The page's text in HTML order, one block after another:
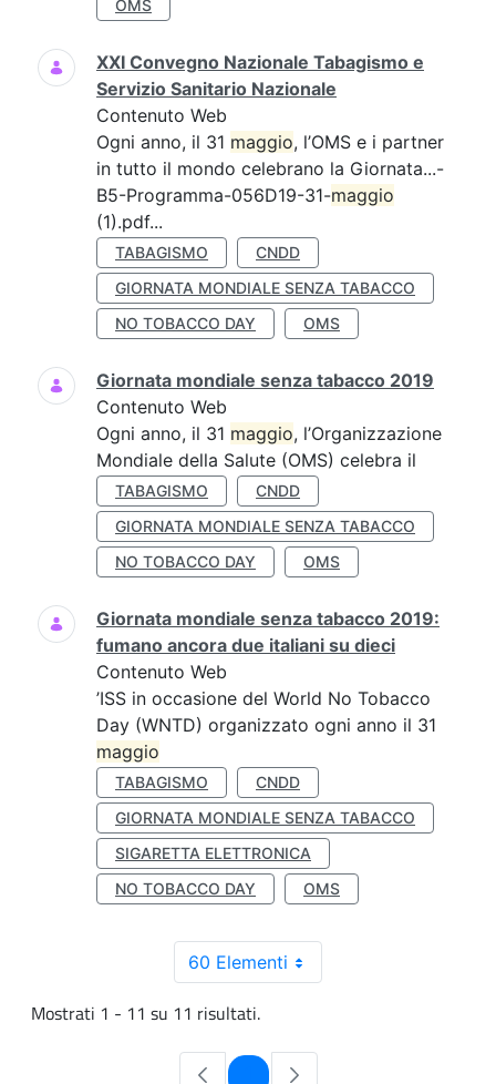
OMS
XXI Convegno Nazionale Tabagismo e
Servizio Sanitario Nazionale
Contenuto Web
Ogni anno, il 31 maggio, l’OMS e i partner
in tutto il mondo celebrano la Giornata...-
B5-Programma-056D19-31-maggio
(1).pdf...
TABAGISMO
CNDD
GIORNATA MONDIALE SENZA TABACCO
NO TOBACCO DAY
OMS
Giornata mondiale senza tabacco 2019
Contenuto Web
Ogni anno, il 31 maggio, l’Organizzazione
Mondiale della Salute (OMS) celebra il
TABAGISMO
CNDD
GIORNATA MONDIALE SENZA TABACCO
NO TOBACCO DAY
OMS
Giornata mondiale senza tabacco 2019:
fumano ancora due italiani su dieci
Contenuto Web
’ISS in occasione del World No Tobacco
Day (WNTD) organizzato ogni anno il 31
maggio
TABAGISMO
CNDD
GIORNATA MONDIALE SENZA TABACCO
SIGARETTA ELETTRONICA
NO TOBACCO DAY
OMS
60 Elementi
Mostrati 1 - 11 su 11 risultati.
Pagina